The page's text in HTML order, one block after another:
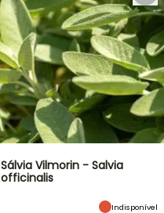
Sálvia Vilmorin - Salvia
officinalis
Indisponível